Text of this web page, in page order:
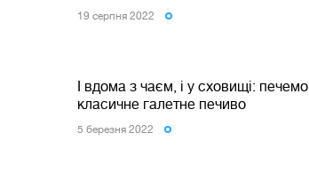
19 серпня 2022
І вдома з чаєм, і у сховищі: печемо
класичне галетне печиво
5 березня 2022